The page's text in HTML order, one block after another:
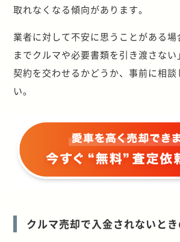
取れなくなる傾向があります。
業者に対して不安に思うことがある場
までクルマや必要書類を引き渡さな
契約を交わせるかどうか、事前に相談
い。
クルマ売却で入金されないと